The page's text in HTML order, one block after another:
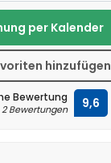
per Kalender
hinzufügen
Bewertung
2 Bewertungen 9,6